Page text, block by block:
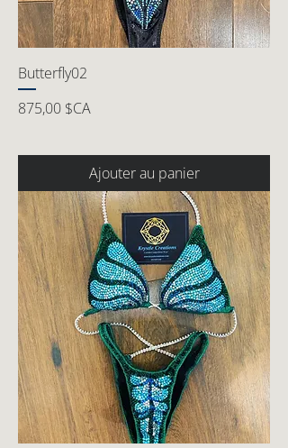
Butterfly02
Prix
875,00 $CA
Ajouter au panier